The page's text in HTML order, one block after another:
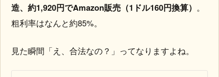
造、約1,920円でAmazon販売（1ドル160円換算） 。
粗利率はなんと約85%。
見た瞬間「え、合法なの？」ってなりますよね。